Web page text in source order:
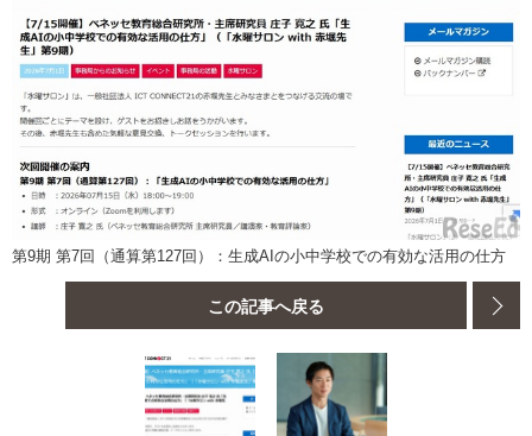
第9期 第7回（通算第127回）：生成AIの小中学校での有効な活用の仕方
この記事へ戻る